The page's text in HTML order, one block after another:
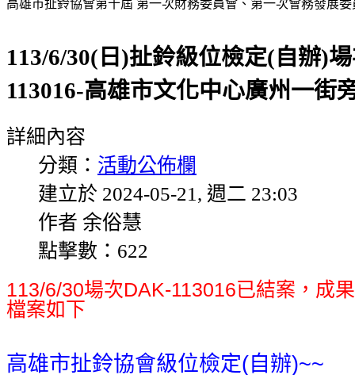
高雄市扯鈴協會第十屆 第一次財務委員會、第一次會務發展
113/6/30(日)扯鈴級位檢定(自辦)
113016-高雄市文化中心廣州一街
詳細內容
分類： 活動公佈欄
建立於 2024-05-21, 週二 23:03
作者 余俗慧
點擊數：622
113/6/30場次DAK-113016已結案，成
檔案如下
高雄市扯鈴協會級位檢定(自辦)~~